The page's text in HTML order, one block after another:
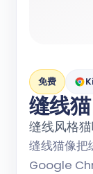
免费
缝线猫
缝线风格
缝线猫像
Google